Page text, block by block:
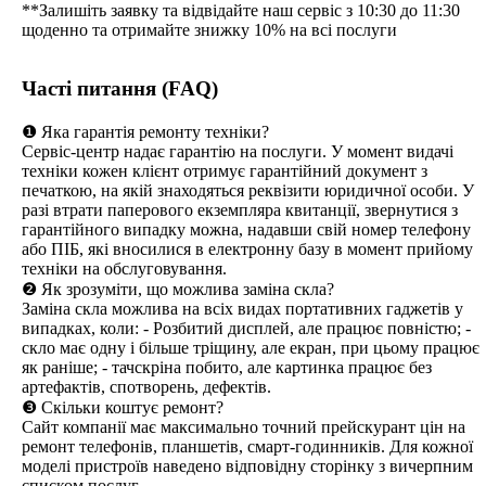
**Залишіть заявку та відвідайте наш сервіс з 10:30 до 11:30
щоденно та отримайте знижку 10% на всі послуги
Часті питання (FAQ)
❶ Яка гарантія ремонту техніки?
Сервіс-центр надає гарантію на послуги. У момент видачі
техніки кожен клієнт отримує гарантійний документ з
печаткою, на якій знаходяться реквізити юридичної особи. У
разі втрати паперового екземпляра квитанції, звернутися з
гарантійного випадку можна, надавши свій номер телефону
або ПІБ, які вносилися в електронну базу в момент прийому
техніки на обслуговування.
❷ Як зрозуміти, що можлива заміна скла?
Заміна скла можлива на всіх видах портативних гаджетів у
випадках, коли: - Розбитий дисплей, але працює повністю; -
скло має одну і більше тріщину, але екран, при цьому працює
як раніше; - тачскріна побито, але картинка працює без
артефактів, спотворень, дефектів.
❸ Скільки коштує ремонт?
Сайт компанії має максимально точний прейскурант цін на
ремонт телефонів, планшетів, смарт-годинників. Для кожної
моделі пристроїв наведено відповідну сторінку з вичерпним